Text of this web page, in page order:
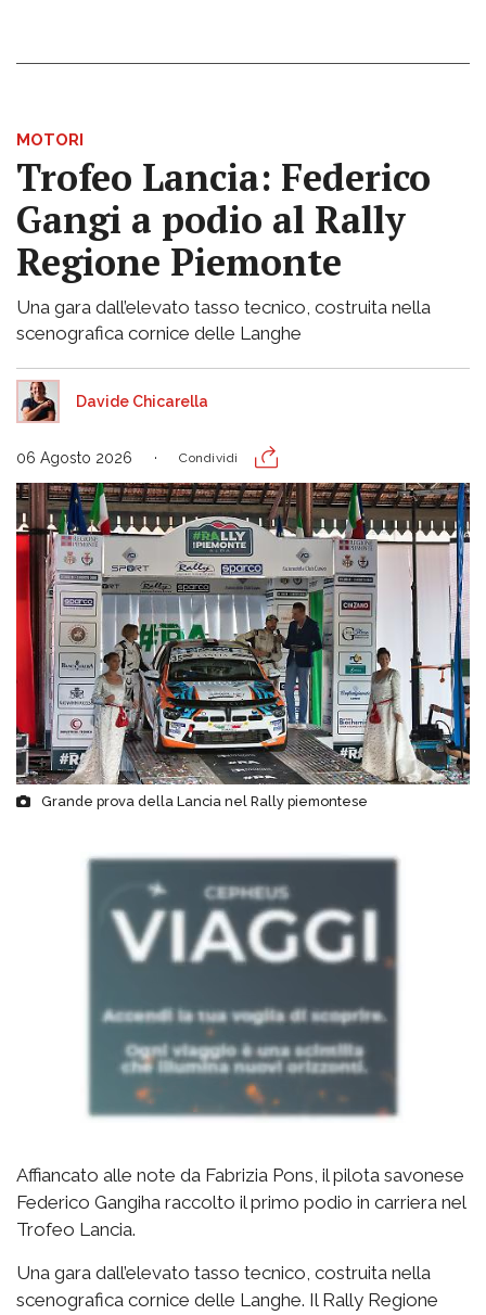
MOTORI
Trofeo Lancia: Federico
Gangi a podio al Rally
Regione Piemonte
Una gara dall’elevato tasso tecnico, costruita nella
scenografica cornice delle Langhe
Davide Chicarella
06 Agosto 2026 Condividi
Grande prova della Lancia nel Rally piemontese
Affiancato alle note da Fabrizia Pons, il pilota savonese
Federico Gangiha raccolto il primo podio in carriera nel
Trofeo Lancia.
Una gara dall’elevato tasso tecnico, costruita nella
scenografica cornice delle Langhe. Il Rally Regione